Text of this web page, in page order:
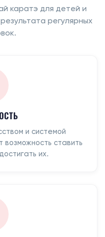
каратэ для детей и
регулярных
и системой
ставить
их.